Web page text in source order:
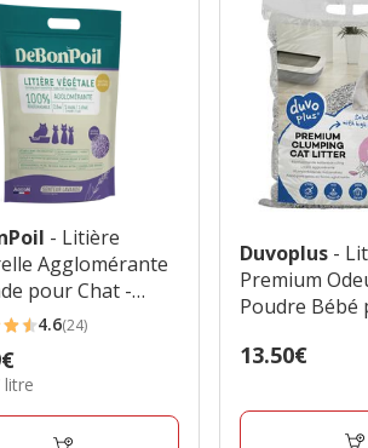
- Litière
Agglomérante
pour Chat -
4.6(24)
litre
Duvoplus -
Premium
Poudre Bébé
Prix
13.50€